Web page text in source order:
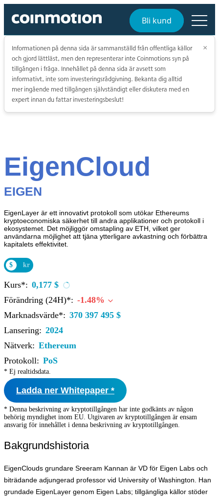
Bli kund
Informationen på denna sida är sammanställd från offentliga källor
och gjord lättläst, men den representerar inte Coinmotions syn på
tillgången i fråga. Innehållet på denna sida är avsett som
informativt, inte som investeringsrådgivning. Bekanta dig alltid
mer ingående med tillgången självständigt eller diskutera med en
expert innan du fattar investeringsbeslut!
×
EigenCloud
EIGEN
EigenLayer är ett innovativt protokoll som utökar Ethereums
kryptoeconomiska säkerhet till andra applikationer och protokoll i
ekosystemet. Det möjliggör omstapling av ETH, vilket ger
användarna möjlighet att tjäna ytterligare avkastning och förbättra
kapitalets effektivitet.
$ kr
Kurs*: 0,177 $
Förändring (24H)*: -1.48%
Marknadsvärde*: 370 397 495 $
Lansering: 2024
Nätverk: Ethereum
Protokoll: PoS
* Ej realtidsdata.
Ladda ner Whitepaper *
* Denna beskrivning av kryptotillgången har inte godkänts av någon
behörig myndighet inom EU. Utgivaren av kryptotillgången är ensam
ansvarig för innehållet i denna beskrivning av kryptotillgången.
Bakgrundshistoria
EigenClouds grundare Sreeram Kannan är VD för Eigen Labs och
biträdande adjungerad professor vid University of Washington. Han
grundade EigenLayer genom Eigen Labs; tillgängliga källor stöder